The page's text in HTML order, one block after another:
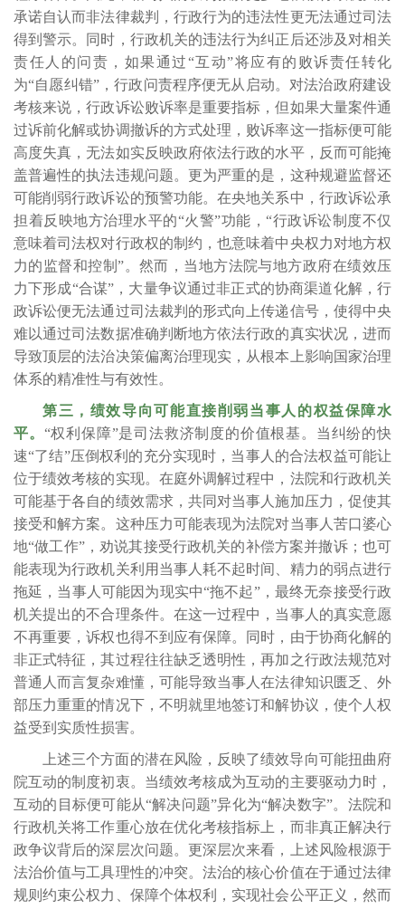
承诺自认而非法律裁判，行政行为的违法性更无法通过司法
得到警示。同时，行政机关的违法行为纠正后还涉及对相关
责任人的问责，如果通过“互动”将应有的败诉责任转化
为“自愿纠错”，行政问责程序便无从启动。对法治政府建设
考核来说，行政诉讼败诉率是重要指标，但如果大量案件通
过诉前化解或协调撤诉的方式处理，败诉率这一指标便可能
高度失真，无法如实反映政府依法行政的水平，反而可能掩
盖普遍性的执法违规问题。更为严重的是，这种规避监督还
可能削弱行政诉讼的预警功能。在央地关系中，行政诉讼承
担着反映地方治理水平的“火警”功能，“行政诉讼制度不仅
意味着司法权对行政权的制约，也意味着中央权力对地方权
力的监督和控制”。然而，当地方法院与地方政府在绩效压
力下形成“合谋”，大量争议通过非正式的协商渠道化解，行
政诉讼便无法通过司法裁判的形式向上传递信号，使得中央
难以通过司法数据准确判断地方依法行政的真实状况，进而
导致顶层的法治决策偏离治理现实，从根本上影响国家治理
体系的精准性与有效性。
第三，绩效导向可能直接削弱当事人的权益保障水
平。 “权利保障”是司法救济制度的价值根基。当纠纷的快
速“了结”压倒权利的充分实现时，当事人的合法权益可能让
位于绩效考核的实现。在庭外调解过程中，法院和行政机关
可能基于各自的绩效需求，共同对当事人施加压力，促使其
接受和解方案。这种压力可能表现为法院对当事人苦口婆心
地“做工作”，劝说其接受行政机关的补偿方案并撤诉；也可
能表现为行政机关利用当事人耗不起时间、精力的弱点进行
拖延，当事人可能因为现实中“拖不起”，最终无奈接受行政
机关提出的不合理条件。在这一过程中，当事人的真实意愿
不再重要，诉权也得不到应有保障。同时，由于协商化解的
非正式特征，其过程往往缺乏透明性，再加之行政法规范对
普通人而言复杂难懂，可能导致当事人在法律知识匮乏、外
部压力重重的情况下，不明就里地签订和解协议，使个人权
益受到实质性损害。
上述三个方面的潜在风险，反映了绩效导向可能扭曲府
院互动的制度初衷。当绩效考核成为互动的主要驱动力时，
互动的目标便可能从“解决问题”异化为“解决数字”。法院和
行政机关将工作重心放在优化考核指标上，而非真正解决行
政争议背后的深层次问题。更深层次来看，上述风险根源于
法治价值与工具理性的冲突。法治的核心价值在于通过法律
规则约束公权力、保障个体权利，实现社会公平正义，然而